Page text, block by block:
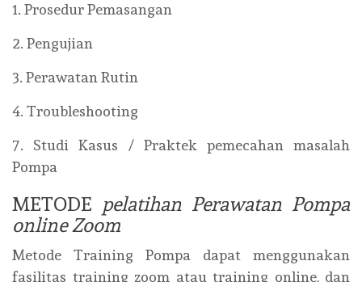
1. Prosedur Pemasangan
2. Pengujian
3. Perawatan Rutin
4. Troubleshooting
7. Studi Kasus / Praktek pemecahan masalah
Pompa
METODE pelatihan Perawatan Pompa
online Zoom
Metode Training Pompa dapat menggunakan
fasilitas training zoom atau training online, dan